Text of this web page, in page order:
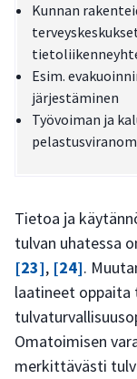
Kunnan
Esim.
järjestäminen
Työvoiman ja
Tietoa ja
tulvan uhatessa
[23], [24].
laatineet oppaita
Omatoimisen
merkittävästi